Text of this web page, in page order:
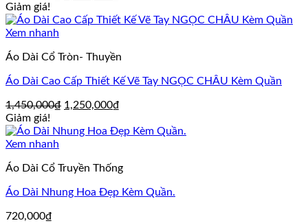
là:
tại
Giảm giá!
Xem nhanh
Áo Dài Cổ Tròn- Thuyền
Áo Dài Cao Cấp Thiết Kế Vẽ Tay NGỌC CHÂU Kèm Quần
1,450,000₫ Giá
là:
1,250,000₫
tại
Giảm giá!
Xem nhanh
Áo Dài Cổ Truyền Thống
Áo Dài Nhung Hoa Đẹp Kèm Quần.
720,000₫